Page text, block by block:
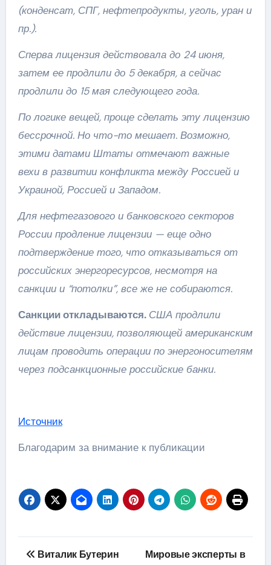
(конденсат, СПГ, нефтепродукты, уголь, уран и
пр.).
Сперва лицензия действовала до 24 июня,
затем ее продлили до 5 декабря, а сейчас
продлили до 15 мая следующего года.
По логике вещей, проще сделать эту лицензию
бессрочной. Но что-то мешает. Возможно,
этими датами Штаты отмечают важные
вехи в развитии конфликта между Россией и
Украиной, Россией и Западом.
Для нефтегазового и банковского секторов
России продление лицензии — еще одно
подтверждение того, что отказываться от
российских энергоресурсов, несмотря на
санкции и “потолки”, все же не собираются.
Санкции откладываются. США продлили
действие лицензии, позволяющей американским
лицам проводить операции по энергоносителям
через подсанкционные российские банки.
Источник
Благодарим за внимание к публикации
Навигация
Виталик Бутерин Мировые эксперты в